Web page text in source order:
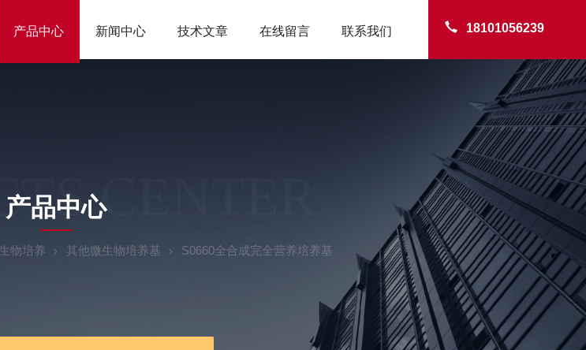
18101056239
产品中心 新闻中心 技术文章 在线留言 联系我们
CENTER
产品中心
物培养 其他微生物培养基 S0660全合成完全营养培养基